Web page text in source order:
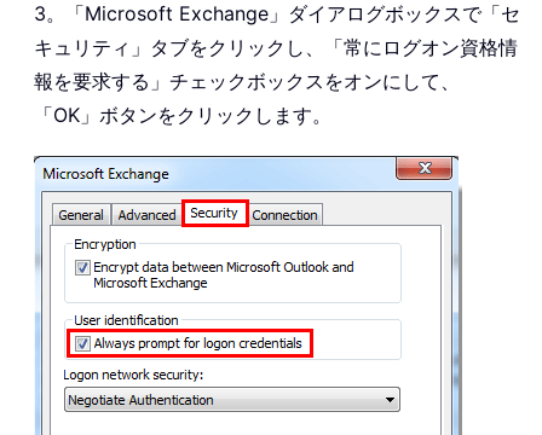
3。「Microsoft Exchange」ダイアログボックスで「セ
キュリティ」タブをクリックし、「常にログオン資格情
報を要求する」チェックボックスをオンにして、
「OK」ボタンをクリックします。